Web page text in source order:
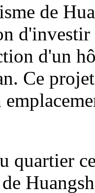
de
d'un
Ce
quartier